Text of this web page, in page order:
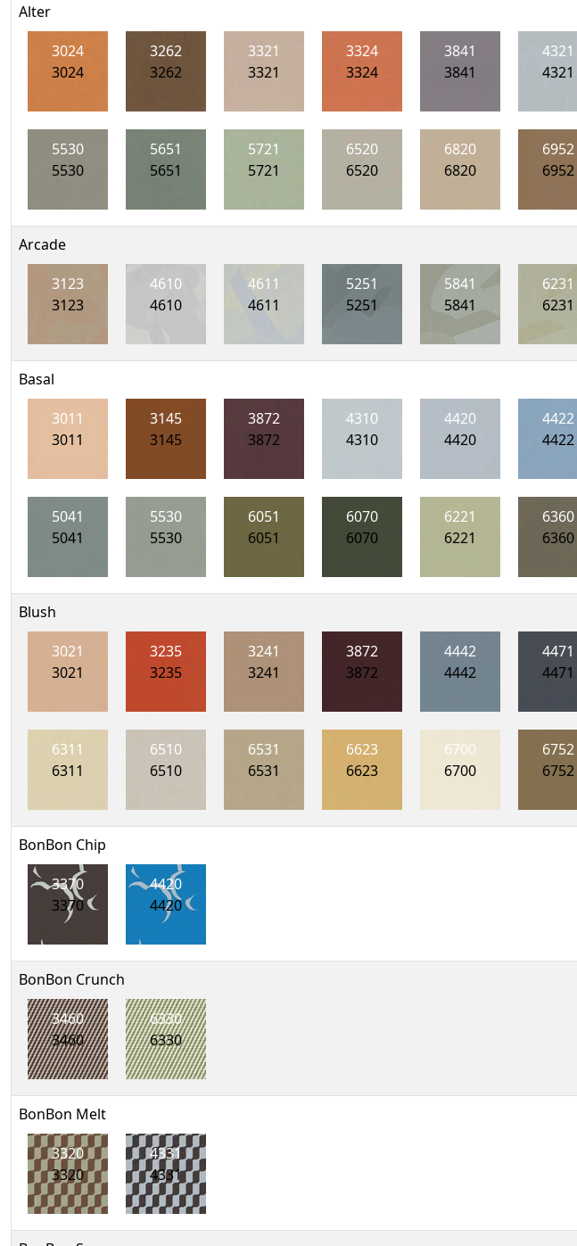
Alter
3024
3024
3262
3262
3321
3321
3324
3324
3841
3841
4321
4321
5530
5530
5651
5651
5721
5721
6520
6520
6820
6820
6952
6952
Arcade
3123
3123
4610
4610
4611
4611
5251
5251
5841
5841
6231
6231
Basal
3011
3011
3145
3145
3872
3872
4310
4310
4420
4420
4422
4422
5041
5041
5530
5530
6051
6051
6070
6070
6221
6221
6360
6360
Blush
3021
3021
3235
3235
3241
3241
3872
3872
4442
4442
4471
4471
6311
6311
6510
6510
6531
6531
6623
6623
6700
6700
6752
6752
BonBon Chip
3370
3370
4420
4420
BonBon Crunch
3460
3460
6330
6330
BonBon Melt
3320
3320
4331
4331